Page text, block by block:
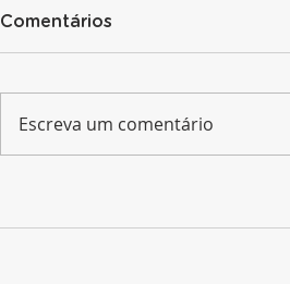
Comentários
Escreva um comentário